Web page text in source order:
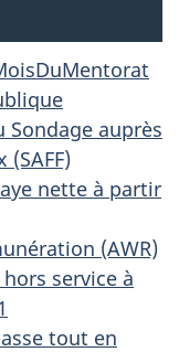
Sondage auprès
nette à partir
(AWR)
service à
tout en